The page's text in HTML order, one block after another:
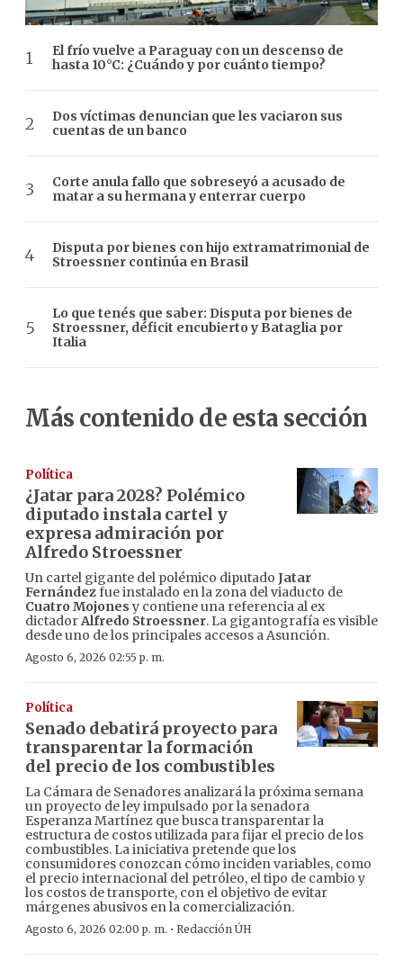
El frío vuelve a Paraguay con un descenso de
hasta 10°C: ¿Cuándo y por cuánto tiempo?
Dos víctimas denuncian que les vaciaron sus
cuentas de un banco
Corte anula fallo que sobreseyó a acusado de
matar a su hermana y enterrar cuerpo
Disputa por bienes con hijo extramatrimonial de
Stroessner continúa en Brasil
Lo que tenés que saber: Disputa por bienes de
Stroessner, déficit encubierto y Bataglia por
Italia
Más contenido de esta sección
Política
¿Jatar para 2028? Polémico
diputado instala cartel y
expresa admiración por
Alfredo Stroessner
Un cartel gigante del polémico diputado Jatar
Fernándezfue instalado en la zona del viaducto de
Cuatro Mojones y contiene una referencia al ex
dictadorAlfredo Stroessner. La gigantografía es visible
desde uno de los principales accesos a Asunción.
Agosto 6, 2026 02:55 p. m.
Política
Senado debatirá proyecto para
transparentar la formación
del precio de los combustibles
La Cámara de Senadores analizará la próxima semana
un proyecto de ley impulsado por la senadora
Esperanza Martínez que busca transparentar la
estructura de costos utilizada para fijar el precio de los
combustibles. La iniciativa pretende que los
consumidores conozcan cómo inciden variables, como
el precio internacional del petróleo, el tipo de cambio y
los costos de transporte, con el objetivo de evitar
márgenes abusivos en la comercialización.
Agosto 6, 2026 02:00 p. m. · Redacción ÚH